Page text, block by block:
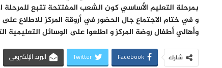
بمرحلة التعليم الأساسي كون الشعب المفتتحة تتبع للمرحلة
و في ختام الاجتماع جال الحضور في أروقة المركز للاطلاع
وأهالي أطفال روضة المركز و اطلعوا على الوسائل التعليمية
شارك Facebook
Twitter البريد الإلكتروني